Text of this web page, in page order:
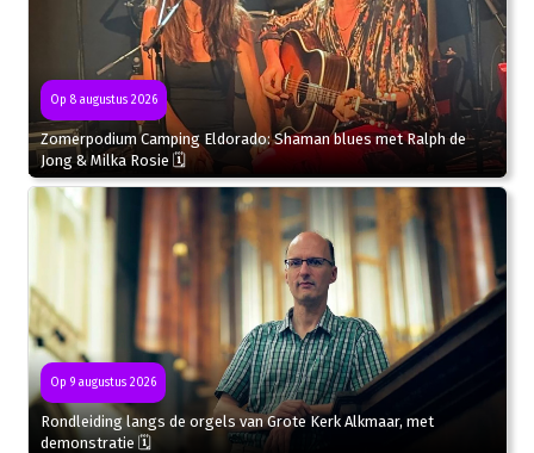
Op 8 augustus 2026
Zomerpodium Camping Eldorado: Shaman blues met Ralph de
Jong & Milka Rosie 🗓
Op 9 augustus 2026
Rondleiding langs de orgels van Grote Kerk Alkmaar, met
demonstratie 🗓